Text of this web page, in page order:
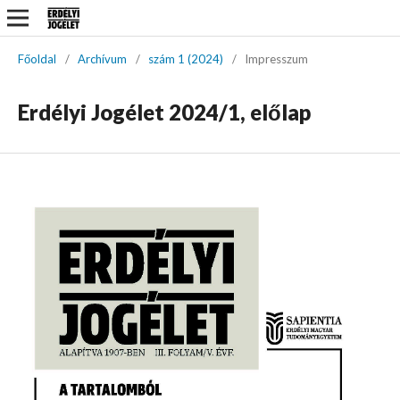
Főoldal / Archívum / szám 1 (2024) / Impresszum
Erdélyi Jogélet 2024/1, előlap